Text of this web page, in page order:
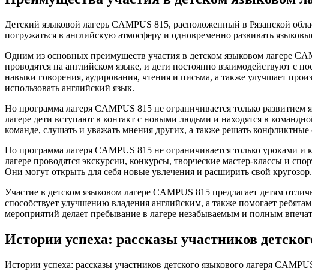
Детский языковой лагерь CAMPUS 815, расположенный в Рязанской
погружаться в английскую атмосферу и одновременно развивать
Одним из основных преимуществ участия в детском языковом лагере
проводятся на английском языке, и дети постоянно взаимодействуют с
навыки говорения, аудирования, чтения и письма, а также улучшает
использовать английский язык.
Но программа лагеря CAMPUS 815 не ограничивается только
лагере дети вступают в контакт с новыми людьми и находятся в
команде, слушать и уважать мнения других, а также решать
Но программа лагеря CAMPUS 815 не ограничивается только уроками
лагере проводятся экскурсии, конкурсы, творческие мастер-классы и
Они могут открыть для себя новые увлечения и расширить свой кругозор.
Участие в детском языковом лагере CAMPUS 815 предлагает детям
способствует улучшению владения английским, а также помогает
мероприятий делает пребывание в лагере незабываемым и полным
Истории успеха: рассказы участников
Истории успеха: рассказы участников детского языкового лагеря